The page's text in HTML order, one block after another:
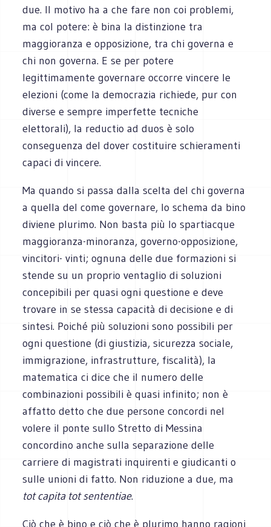
due. Il motivo ha a che fare non coi problemi,
ma col potere: è bina la distinzione tra
maggioranza e opposizione, tra chi governa e
chi non governa. E se per potere
legittimamente governare occorre vincere le
elezioni (come la democrazia richiede, pur con
diverse e sempre imperfette tecniche
elettorali), la reductio ad duos è solo
conseguenza del dover costituire schieramenti
capaci di vincere.
Ma quando si passa dalla scelta del chi governa
a quella del come governare, lo schema da bino
diviene plurimo. Non basta più lo spartiacque
maggioranza-minoranza, governo-opposizione,
vincitori- vinti; ognuna delle due formazioni si
stende su un proprio ventaglio di soluzioni
concepibili per quasi ogni questione e deve
trovare in se stessa capacità di decisione e di
sintesi. Poiché più soluzioni sono possibili per
ogni questione (di giustizia, sicurezza sociale,
immigrazione, infrastrutture, fiscalità), la
matematica ci dice che il numero delle
combinazioni possibili è quasi infinito; non è
affatto detto che due persone concordi nel
volere il ponte sullo Stretto di Messina
concordino anche sulla separazione delle
carriere di magistrati inquirenti e giudicanti o
sulle unioni di fatto. Non riduzione a due, ma
tot capita tot sententiae.
Ciò che è bino e ciò che è plurimo hanno ragioni